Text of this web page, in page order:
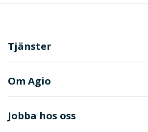
Tjänster
Planering och produktionsstyrning
Om Agio
Finanser
Jobba hos oss